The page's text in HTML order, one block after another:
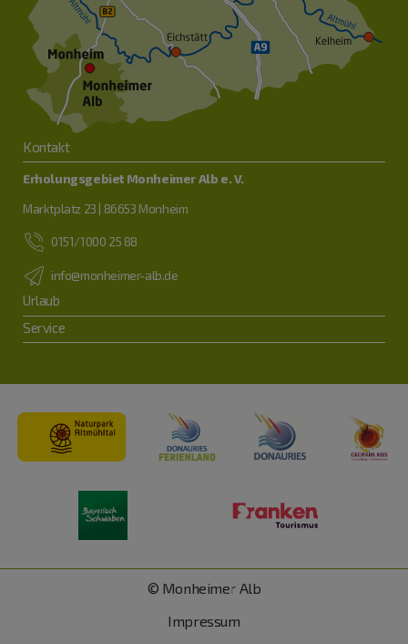
Kontakt
Erholungsgebiet Monheimer Alb e. V.
Marktplatz 23 | 86653 Monheim
0151/1000 25 88
info@monheimer-alb.de
Urlaub
Service
© Monheimer Alb
Impressum